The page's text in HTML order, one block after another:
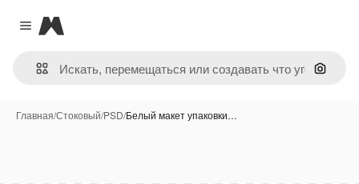
Close menu
Magnific
Поиск
Главная/Стоковый/PSD/Белый макет упаковки…